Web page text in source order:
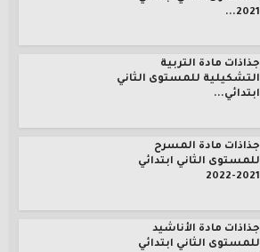
2021...
جذاذات مادة التربية
التشكيلية للمستوى الثاني
ابتدائي...
جذاذات مادة المسرح
للمستوى الثاني ابتدائي
2021-2022
جذاذات مادة الأناشيد
للمستوى الثاني ابتدائي